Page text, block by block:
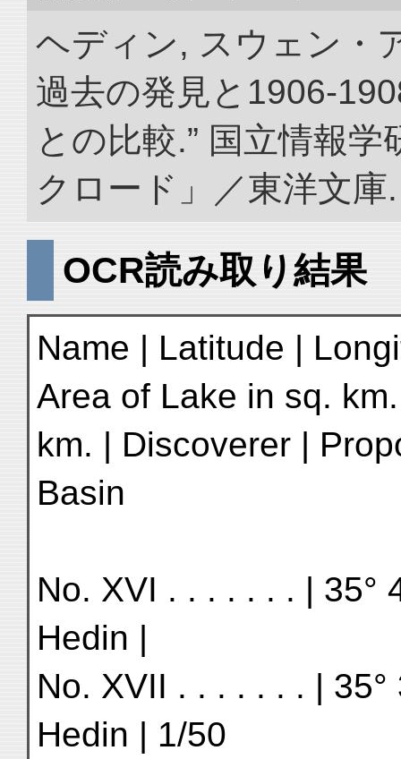
ヘディン, スウェン・
過去の発見と1906-
との比較.” 国立情報
クロード」／東洋文
OCR読み取り結果
Name | Latitude |
Area of Lake in sq.
km. | Discoverer |
Basin
No. XVI . . . . . . . | 35°
Hedin |
No. XVII . . . . . . . | 35°
Hedin | 1/50